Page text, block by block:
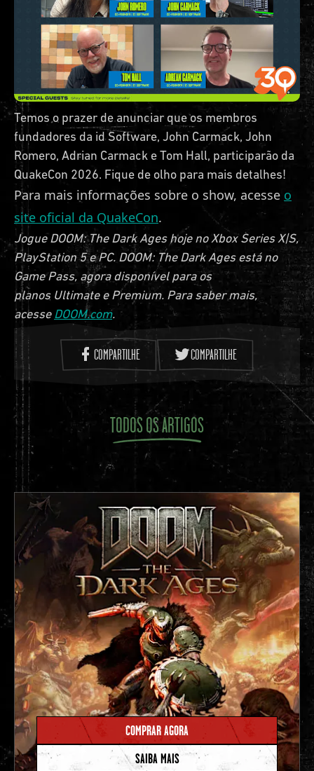
Temos o prazer de anunciar que os membros
fundadores da id Software, John Carmack, John
Romero, Adrian Carmack e Tom Hall, participarão da
QuakeCon 2026. Fique de olho para mais detalhes!
Para mais informações sobre o show, acesse o
site oficial da QuakeCon.
Jogue DOOM: The Dark Ages hoje no Xbox Series X|S,
PlayStation 5 e PC. DOOM: The Dark Ages está no
Game Pass, agora disponível para os
planos Ultimate e Premium. Para saber mais,
acesse DOOM.com.
COMPARTILHE COMPARTILHE
TODOS OS ARTIGOS
COMPRAR AGORA
SAIBA MAIS